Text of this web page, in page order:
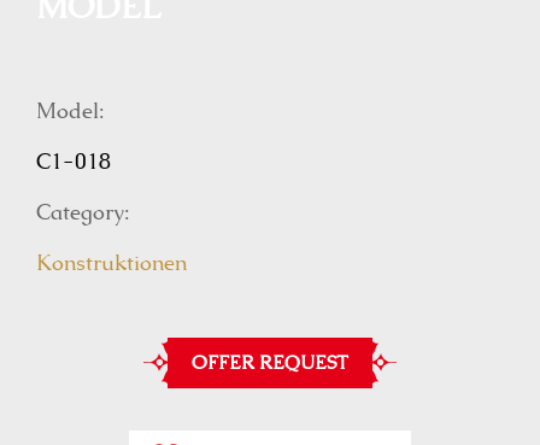
Model:
C1-018
Category:
Konstruktionen
OFFER REQUEST